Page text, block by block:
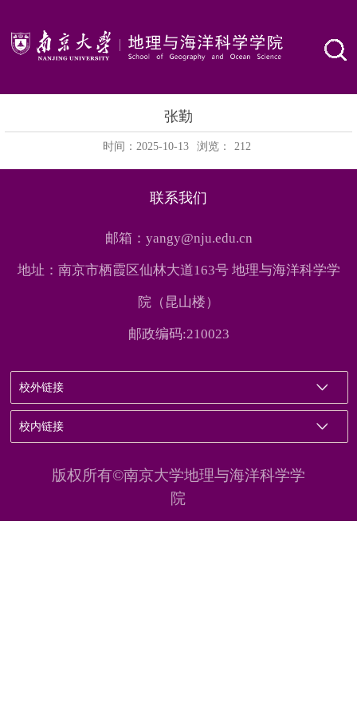
张勤
时间：2025-10-13 浏览： 212
联系我们
邮箱：yangy@nju.edu.cn
地址：南京市栖霞区仙林大道163号 地理与海洋科学学
院（昆山楼）
邮政编码:210023
校外链接
校内链接
版权所有©南京大学地理与海洋科学学
院